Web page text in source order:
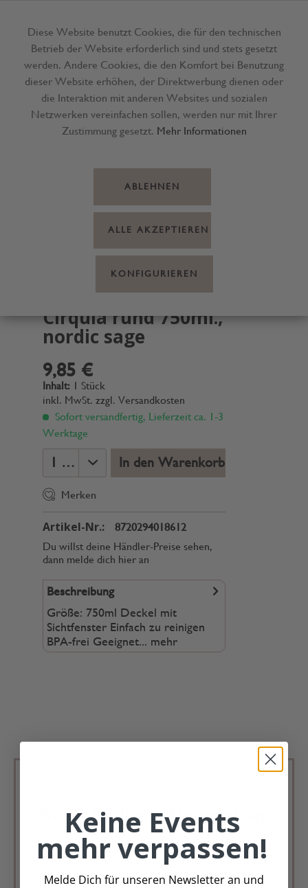
Menü
Multischüssel
Cirqula rund 750ml.,
nordic sage
9,85 €
Inhalt: 1 Stück
inkl. MwSt. zzgl. Versandkosten
Sofort versandfertig, Lieferzeit ca. 1-3
Werktage
In den Warenkorb
Merken
Artikel-Nr.:
8720294018612
Du willst deine Händler-Preise sehen,
dann melde dich hier an
Beschreibung
Größe: 750ml Deckel mit
Sichtfenster Einfach zu reinigen
BPA-frei Geeignet... mehr
Deko Andreas Newsletter
Immer schön, immer aktuell.
Trag Dich für unseren Newsletter ein &
verpasse keine Angebote mehr
Diese Website benutzt Cookies, die für den technischen
Betrieb der Website erforderlich sind und stets gesetzt
werden. Andere Cookies, die den Komfort bei Benutzung
dieser Website erhöhen, der Direktwerbung dienen oder
die Interaktion mit anderen Websites und sozialen
Netzwerken vereinfachen sollen, werden nur mit Ihrer
Zustimmung gesetzt. Mehr Informationen
ABLEHNEN
ALLE AKZEPTIEREN
KONFIGURIEREN
Keine Events
mehr verpassen!
Melde Dich für unseren Newsletter an und